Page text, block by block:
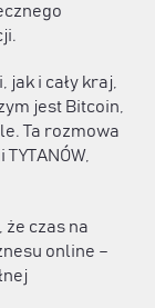
i cały kraj,
jest Bitcoin,
Ta rozmowa
że czas na
online –